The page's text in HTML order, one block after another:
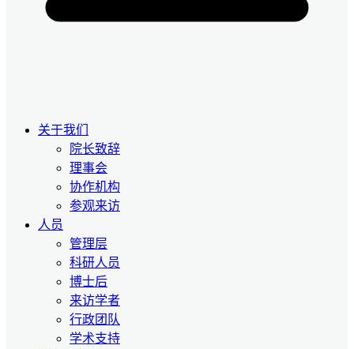
关于我们
院长致辞
理事会
协作机构
参观来访
人员
管理层
科研人员
博士后
来访学者
行政团队
学术支持